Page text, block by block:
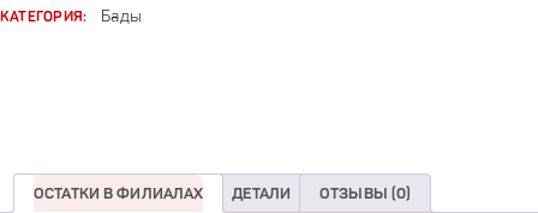
КАТЕГОРИЯ:
Бады
ОСТАТКИ В ФИЛИАЛАХ ДЕТАЛИ ОТЗЫВЫ (0)